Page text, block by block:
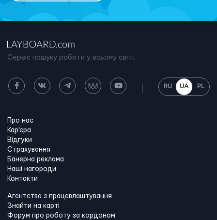
Сервіс пошуку роботи у всьому світі.
RU UA PL
Про нас
Кар'єра
Відгуки
Страхування
Банерна реклама
Наші нагороди
Контакти
Агентства з працевлаштування
Знайти на карті
Форум про роботу за кордоном